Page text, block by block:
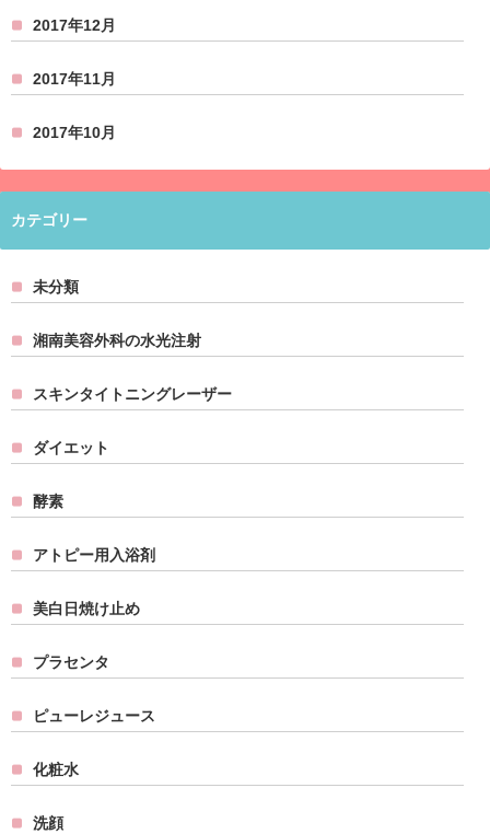
2017年12月
2017年11月
2017年10月
カテゴリー
未分類
湘南美容外科の水光注射
スキンタイトニングレーザー
ダイエット
酵素
アトピー用入浴剤
美白日焼け止め
プラセンタ
ピューレジュース
化粧水
洗顔